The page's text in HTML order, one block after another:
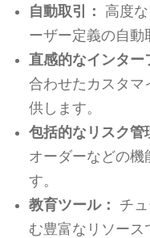
自動取引：
高度
ーザー定義の自動
直感的なインター
合わせたカスタマ
供します。
包括的なリスク管
オーダーなどの機
す。
教育ツール：
チ
む豊富なリソース